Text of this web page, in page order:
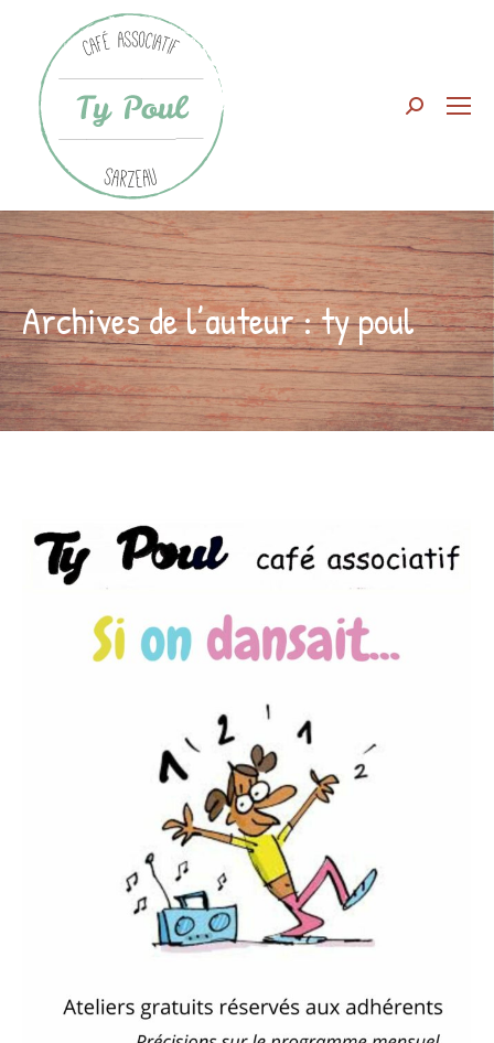
Search:
Archives de l’auteur :ty poul